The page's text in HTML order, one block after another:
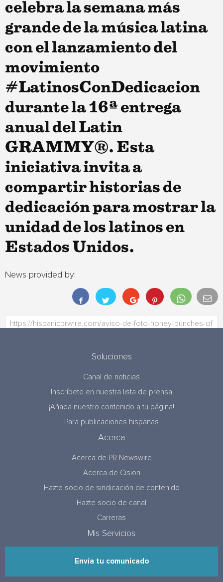
celebra la semana más
grande de la música latina
con el lanzamiento del
movimiento
#LatinosConDedicacion
durante la 16ª entrega
anual del Latin
GRAMMY®. Esta
iniciativa invita a
compartir historias de
dedicación para mostrar la
unidad de los latinos en
Estados Unidos.
News provided by:
Soluciones
Canal de noticias
Inscríbete en nuestra lista de prensa
¡Añada nuestro contenido a tu página!
Para publicaciones hispanas
Acerca
Acerca de PR Newswire
Acerca de Cision
Hazte socio de sindicación de contenido
Hazte socio de canal
Carreras
Mis Servicios
Envía tu comunicado